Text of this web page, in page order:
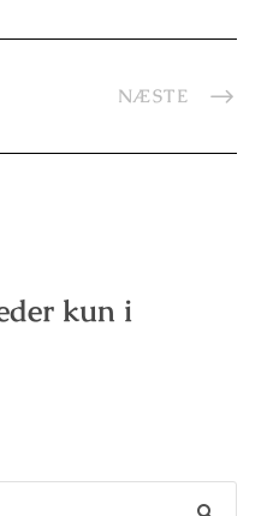
NÆSTE
kun i